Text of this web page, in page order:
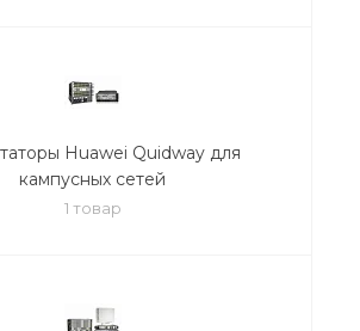
Huawei Quidway для
кампусных сетей
1 товар